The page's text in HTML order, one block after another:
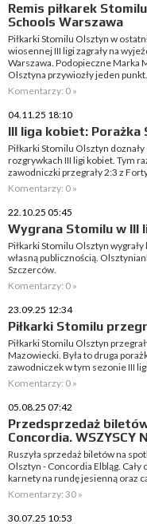
Remis piłkarek
Schools Warszawa
Piłkarki Stomilu Olsztyn w
wiosennej III ligi zagrały na
Warszawa. Podopieczne Marka
Olsztyna przywiozły jeden punkt.
Komentarzy: 0 »
04.11.25 18:10
III liga kobiet:
Piłkarki Stomilu Olsztyn
rozgrywkach III ligi kobiet. Tym
zawodniczki przegrały 2:3 z
Komentarzy: 0 »
22.10.25 05:45
Wygrana Stomilu w III
Piłkarki Stomilu Olsztyn
własną publicznością.
Szczerców.
Komentarzy: 0 »
23.09.25 12:34
Piłkarki Stomilu
Piłkarki Stomilu Olsztyn
Mazowiecki. Była to druga
zawodniczek w tym sezonie III
Komentarzy: 0 »
05.08.25 07:42
Przedsprzedaż
Concordia. WSZYSCY
Ruszyła sprzedaż biletów na
Olsztyn - Concordia Elbląg. Cały
karnety na rundę jesienną oraz
Komentarzy: 30 »
30.07.25 10:53